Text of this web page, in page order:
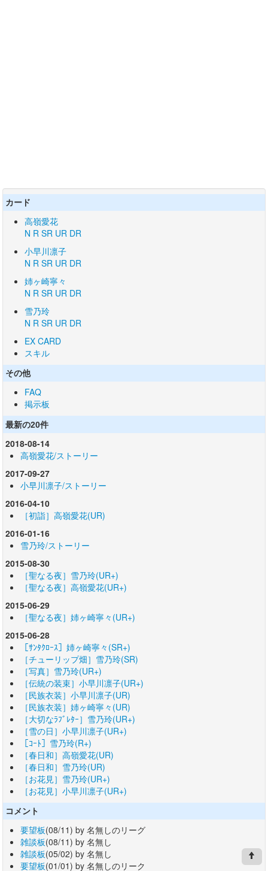
カード
高嶺愛花
N R SR UR DR
小早川凛子
N R SR UR DR
姉ヶ崎寧々
N R SR UR DR
雪乃玲
N R SR UR DR
EX CARD
スキル
その他
FAQ
掲示板
最新の20件
2018-08-14
高嶺愛花/ストーリー
2017-09-27
小早川凛子/ストーリー
2016-04-10
［初詣］高嶺愛花(UR)
2016-01-16
雪乃玲/ストーリー
2015-08-30
［聖なる夜］雪乃玲(UR+)
［聖なる夜］高嶺愛花(UR+)
2015-06-29
［聖なる夜］姉ヶ崎寧々(UR+)
2015-06-28
［ｻﾝﾀｸﾛｰｽ］姉ヶ崎寧々(SR+)
［チューリップ畑］雪乃玲(SR)
［写真］雪乃玲(UR+)
［伝統の装束］小早川凛子(UR+)
［民族衣装］小早川凛子(UR)
［民族衣装］姉ヶ崎寧々(UR)
［大切なﾗﾌﾞﾚﾀｰ］雪乃玲(UR+)
［雪の日］小早川凛子(UR+)
［ｺｰﾄ］雪乃玲(R+)
［春日和］高嶺愛花(UR)
［春日和］雪乃玲(UR)
［お花見］雪乃玲(UR+)
［お花見］小早川凛子(UR+)
コメント
要望板(08/11) by 名無しのリーグ
雑談板(08/11) by 名無し
雑談板(05/02) by 名無し
要望板(01/01) by 名無しのリーク